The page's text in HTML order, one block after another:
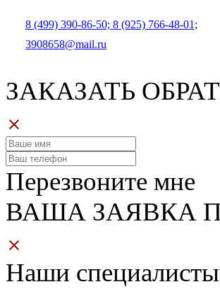
8 (499) 390-86-50; 8 (925) 766-48-01;
3908658@mail.ru
ЗАКАЗАТЬ
Перезвоните мне
ВАША ЗАЯВКА
Наши